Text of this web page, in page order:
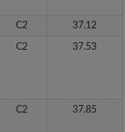
C2 37.12
C2 37.53
C2 37.85